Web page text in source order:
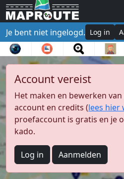
Je bent niet ingelogd. Log in
Account vereist
Het maken en bewerken
account en credits (lees hier
proefaccount is gratis en je
kado.
Log in Aanmelden